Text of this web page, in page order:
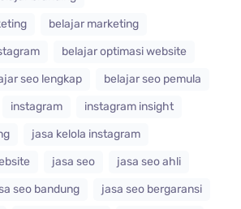
belajar marketing
belajar optimasi website
seo lengkap
belajar seo pemula
instagram
instagram insight
jasa kelola instagram
jasa seo
jasa seo ahli
seo bandung
jasa seo bergaransi